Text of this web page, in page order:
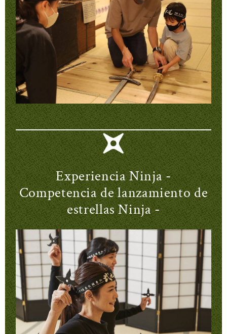
Experiencia Ninja -
Competencia de lanzamiento de
estrellas Ninja -